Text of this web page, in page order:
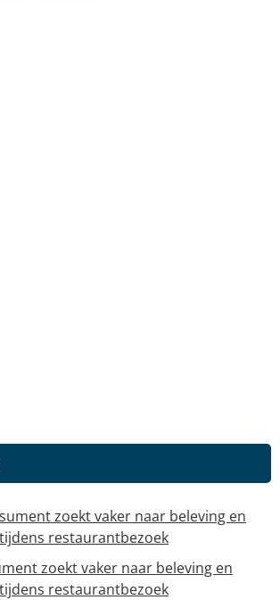
zoekt vaker naar beleving en
restaurantbezoek
zoekt vaker naar beleving en
restaurantbezoek